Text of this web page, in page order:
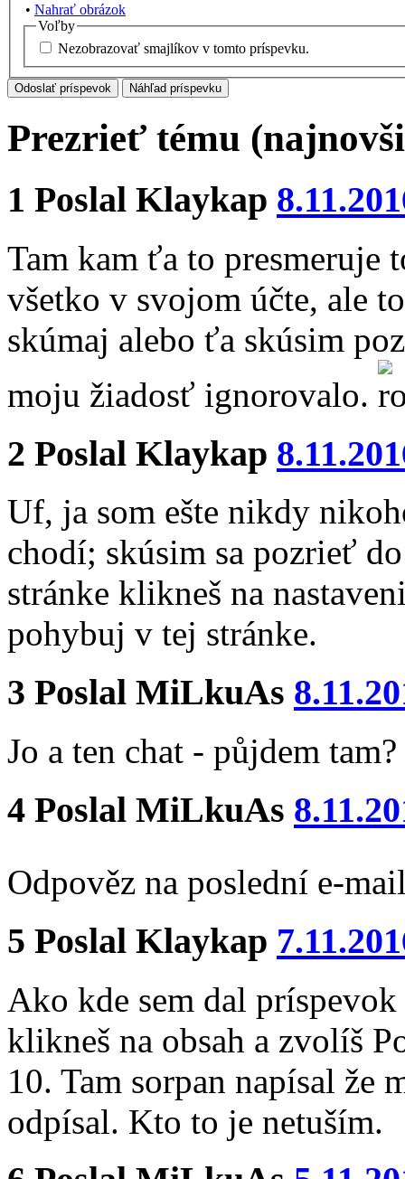
• Nahrať obrázok
Voľby
Nezobrazovať smajlíkov v tomto príspevku.
Prezrieť tému
1 Poslal Klaykap
Tam kam ťa to presmeruje
všetko v svojom účte, ale
skúmaj alebo ťa skúsim
moju žiadosť ignorovalo.
2 Poslal Klaykap
Uf, ja som ešte nikdy
chodí; skúsim sa pozrieť
stránke klikneš na
pohybuj v tej stránke.
3 Poslal MiLkuAs
Jo a ten chat - půjdem tam?
4 Poslal MiLkuAs
Odpověz na poslední e-
5 Poslal Klaykap
Ako kde sem dal
klikneš na obsah a zvolíš
10. Tam sorpan napísal že
odpísal. Kto to je netuším.